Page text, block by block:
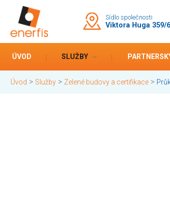
Sídlo společnosti
Viktora Huga 359/
ÚVOD SLUŽBY
Úvod > Služby > Zelené budovy a certifikace >